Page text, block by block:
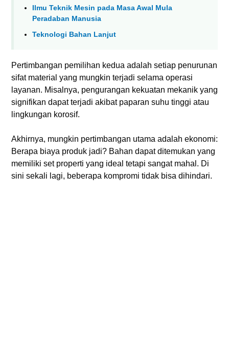
Ilmu Teknik Mesin pada Masa Awal Mula
Peradaban Manusia
Teknologi Bahan Lanjut
Pertimbangan pemilihan kedua adalah setiap penurunan
sifat material yang mungkin terjadi selama operasi
layanan. Misalnya, pengurangan kekuatan mekanik yang
signifikan dapat terjadi akibat paparan suhu tinggi atau
lingkungan korosif.
Akhirnya, mungkin pertimbangan utama adalah ekonomi:
Berapa biaya produk jadi? Bahan dapat ditemukan yang
memiliki set properti yang ideal tetapi sangat mahal. Di
sini sekali lagi, beberapa kompromi tidak bisa dihindari.